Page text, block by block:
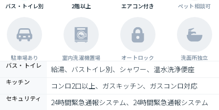
バス・トイレ別 2階以上 エアコン付き ペット相談可
駐車場あり 室内洗濯機置場 オートロック 洗面所独立
バス・トイレ 給湯、バストイレ別、シャワー、温水洗浄便座
キッチン コンロ2口以上、ガスキッチン、ガスコンロ対応
セキュリティ 24時間緊急通報システム、24時間緊急通報システム